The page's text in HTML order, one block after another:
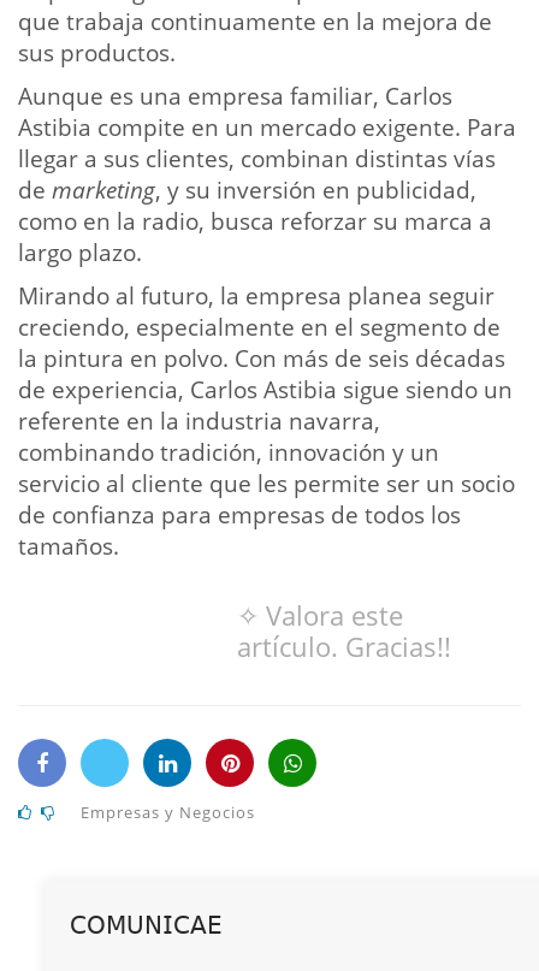
que trabaja continuamente en la mejora de
sus productos.
Aunque es una empresa familiar, Carlos
Astibia compite en un mercado exigente. Para
llegar a sus clientes, combinan distintas vías
de marketing, y su inversión en publicidad,
como en la radio, busca reforzar su marca a
largo plazo.
Mirando al futuro, la empresa planea seguir
creciendo, especialmente en el segmento de
la pintura en polvo. Con más de seis décadas
de experiencia, Carlos Astibia sigue siendo un
referente en la industria navarra,
combinando tradición, innovación y un
servicio al cliente que les permite ser un socio
de confianza para empresas de todos los
tamaños.
✧ Valora este
artículo. Gracias!!
Empresas y Negocios
𝖢𝖮𝖬𝖴𝖭𝖨𝖢𝖠𝖤